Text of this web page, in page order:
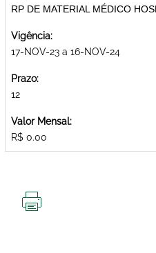
RP DE MATERIAL MÉDICO
Vigência:
17-NOV-23 a 16-NOV-24
Prazo:
12
Valor Mensal:
R$ 0.00